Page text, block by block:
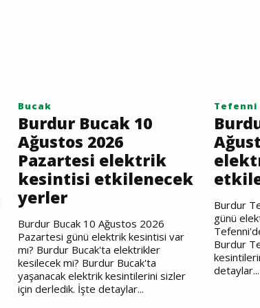
Bucak
Burdur Bucak 10
Ağustos 2026
Pazartesi elektrik
kesintisi etkilenecek
yerler
Burdur Bucak 10 Ağustos 2026
Pazartesi günü elektrik kesintisi var
mı? Burdur Bucak'ta elektrikler
kesilecek mi? Burdur Bucak'ta
yaşanacak elektrik kesintilerini sizler
için derledik. İşte detaylar...
Tefenni
Burdur
günü
Burdur
detaylar...